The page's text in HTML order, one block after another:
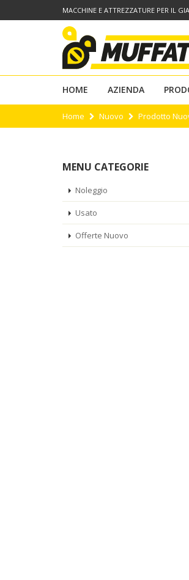
MACCHINE E ATTREZZATURE PER IL
HOME AZIENDA
Home Nuovo Prodotto
MENU CATEGORIE
Noleggio
Usato
Offerte Nuovo